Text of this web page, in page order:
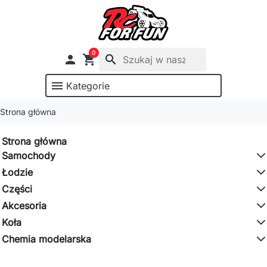
 shopping_cart
0
search
menu Kategorie
Strona główna
Strona główna
Samochody
Łodzie
Części
Akcesoria
Koła
Chemia modelarska